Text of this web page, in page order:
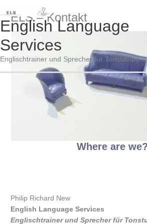
Inhalt
springen
English Language
Services
Englischtrainer und Sprecher für Tonstudios
ELS – Kontakt
Where are we?
Philip Richard New
English Language Services
Englischtrainer und Sprecher für